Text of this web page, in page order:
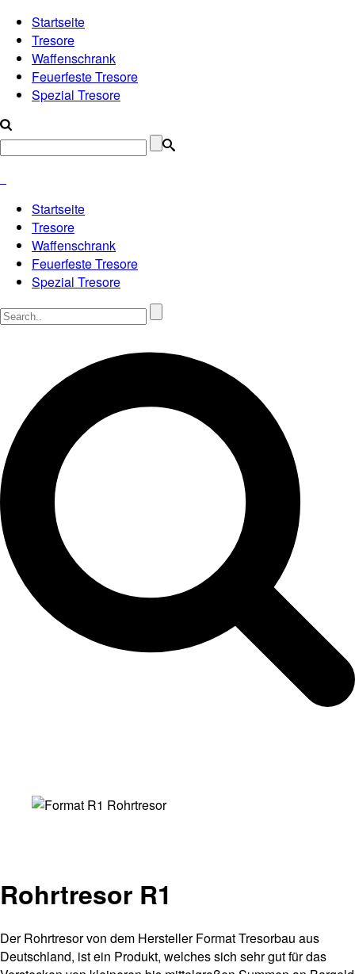
Startseite
Tresore
Waffenschrank
Feuerfeste Tresore
Spezial Tresore
Startseite
Tresore
Waffenschrank
Feuerfeste Tresore
Spezial Tresore
Rohrtresor R1
Der Rohrtresor von dem Hersteller Format Tresorbau aus
Deutschland, ist ein Produkt, welches sich sehr gut für das